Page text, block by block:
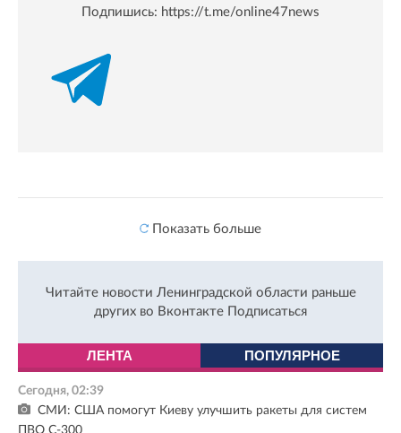
Подпишись: https://t.me/online47news
Показать больше
Читайте новости Ленинградской области раньше
других во Вконтакте Подписаться
ЛЕНТА ПОПУЛЯРНОЕ
Сегодня, 02:39
СМИ: США помогут Киеву улучшить ракеты для систем
ПВО С-300